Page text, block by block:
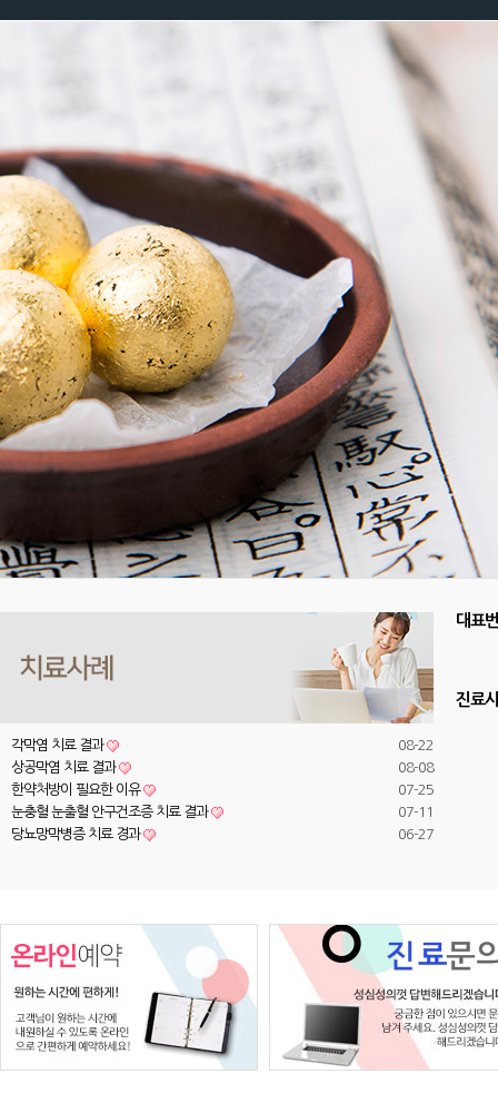
각막염 치료 결과
08-22
상공막염 치료 결과
08-08
한약처방이 필요한 이유
07-25
눈충혈 눈출혈 안구건조증 치료 결과
07-11
당뇨망막병증 치료 경과
06-27
대표
진료